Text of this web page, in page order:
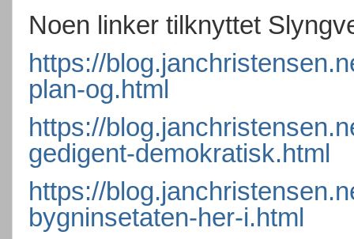
Noen linker tilknyttet
https://
plan-og.html
https://
gedigent-demokratisk.html
https://
bygninsetaten-her-i.html